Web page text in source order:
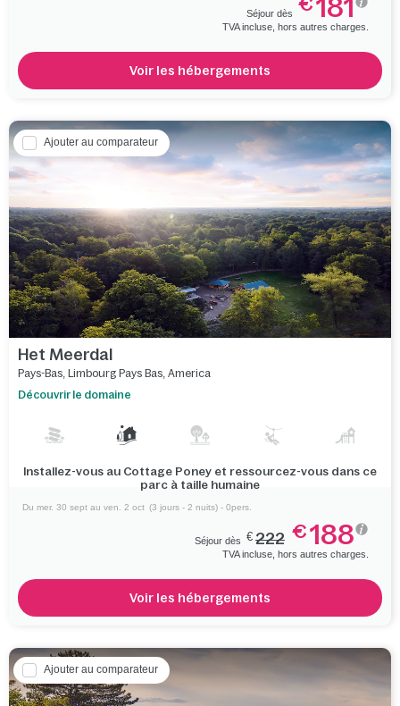
Séjour dès 181
TVA incluse, hors autres charges.
Voir les hébergements
Ajouter au comparateur
Het Meerdal
Pays-Bas, Limbourg Pays Bas, America
Découvrir le domaine
Installez-vous au Cottage Poney et ressourcez-vous dans ce
parc à taille humaine
Du mer. 30 sept au ven. 2 oct (3 jours - 2 nuits) - 0pers.
Séjour dès € 222 €188
TVA incluse, hors autres charges.
Voir les hébergements
Ajouter au comparateur